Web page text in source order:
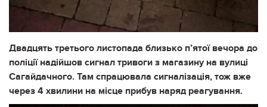
Двадцять третього листопада близько п’ятої вечора до
поліції надійшов сигнал тривоги з магазину на вулиці
Сагайдачного. Там спрацювала сигналізація, тож вже
через 4 хвилини на місце прибув наряд реагування.